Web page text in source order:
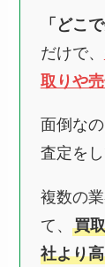
「どこ
だけで、
取りや
面倒な
査定を
複数の
て、 買
社より